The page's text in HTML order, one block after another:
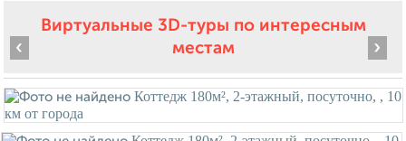
Виртуальные 3D-туры по интересным
местам
‹ ›